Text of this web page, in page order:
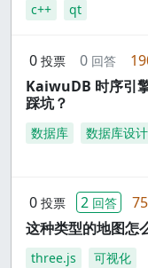
c++ qt
0 投票 0 回答
KaiwuDB 时序引
踩坑？
数据库 数据库设计
0 投票 2 回答
这种类型的地图
three.js 可视化